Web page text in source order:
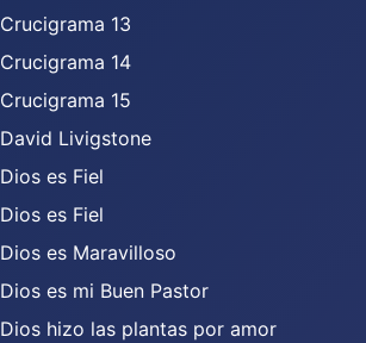
Crucigrama 13
Crucigrama 14
Crucigrama 15
David Livigstone
Dios es Fiel
Dios es Fiel
Dios es Maravilloso
Dios es mi Buen Pastor
Dios hizo las plantas por amor